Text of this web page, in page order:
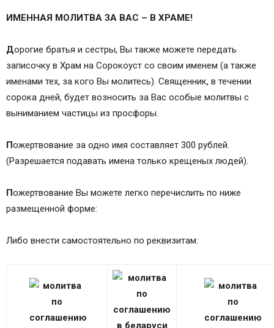
ИМЕННАЯ МОЛИТВА ЗА ВАС – В ХРАМЕ!
Дорогие братья и сестры, Вы также можете передать
записочку в Храм на Сорокоуст со своим именем (а также
именами тех, за кого Вы молитесь). Священник, в течении
сорока дней, будет возносить за Вас особые молитвы с
выниманием частицы из просфоры.
Пожертвование за одно имя составляет 300 рублей.
(Разрешается подавать имена только крещеных людей).
Пожертвование Вы можете легко перечислить по ниже
размещенной форме:
Либо внести самостоятельно по реквизитам: